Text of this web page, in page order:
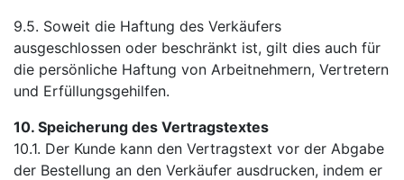
9.5. Soweit die Haftung des Verkäufers
ausgeschlossen oder beschränkt ist, gilt dies auch für
die persönliche Haftung von Arbeitnehmern, Vertretern
und Erfüllungsgehilfen.
10. Speicherung des Vertragstextes
10.1. Der Kunde kann den Vertragstext vor der Abgabe
der Bestellung an den Verkäufer ausdrucken, indem er